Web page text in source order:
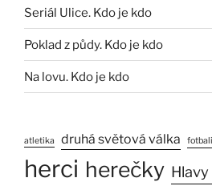
Seriál Ulice. Kdo je kdo
Poklad z půdy. Kdo je kdo
Na lovu. Kdo je kdo
atletika druhá světová válka
herci herečky